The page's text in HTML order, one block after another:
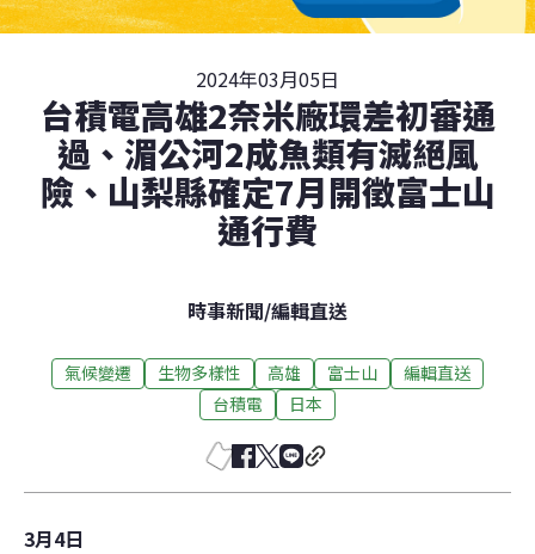
2024年03月05日
台積電高雄2奈米廠環差初審通
過、湄公河2成魚類有滅絕風
險、山梨縣確定7月開徵富士山
通行費
時事新聞/編輯直送
氣候變遷 生物多樣性 高雄 富士山
編輯直送
台積電
日本
3月4日